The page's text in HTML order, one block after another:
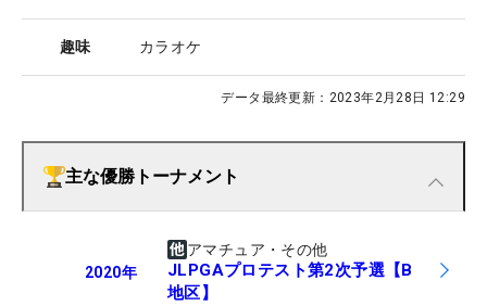
趣味 カラオケ
データ最終更新： 2023年2月28日 12:29
主な優勝トーナメント
2020年
アマチュア・その他
JLPGAプロテスト第2次予選【B
地区】